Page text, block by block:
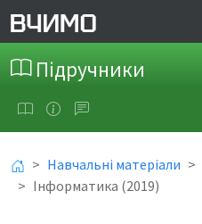
Підручники
Навчальні матеріали
Інформатика (2019)